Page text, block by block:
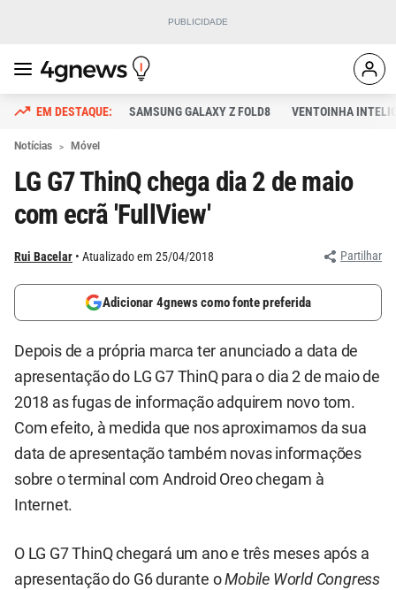
SAMSUNG GALAXY Z FOLD8 VENTOINHA
Notícias Móvel
LG G7 ThinQ chega dia 2 de maio
com ecrã 'FullView'
Rui Bacelar Atualizado em 25/04/2018 Partilhar
Adicionar 4gnews como fonte preferida
Depois de a própria marca ter anunciado a data de
apresentação do LG G7 ThinQ para o dia 2 de maio de
2018 as fugas de informação adquirem novo tom.
Com efeito, à medida que nos aproximamos da sua
data de apresentação também novas informações
sobre o terminal com Android Oreo chegam à
Internet.
O LG G7 ThinQ chegará um ano e três meses após a
apresentação do G6durante oMobile World Congress